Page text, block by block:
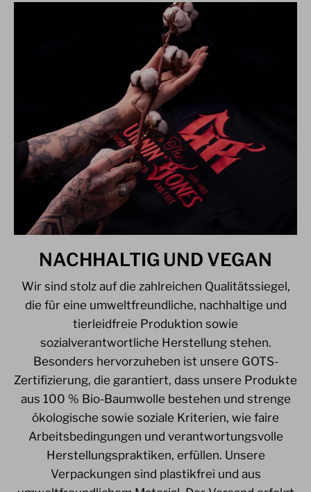
NACHHALTIG UND VEGAN
Wir sind stolz auf die zahlreichen Qualitätssiegel,
die für eine umweltfreundliche, nachhaltige und
tierleidfreie Produktion sowie
sozialverantwortliche Herstellung stehen.
Besonders hervorzuheben ist unsere GOTS-
Zertifizierung, die garantiert, dass unsere Produkte
aus 100 % Bio-Baumwolle bestehen und strenge
ökologische sowie soziale Kriterien, wie faire
Arbeitsbedingungen und verantwortungsvolle
Herstellungspraktiken, erfüllen. Unsere
Verpackungen sind plastikfrei und aus